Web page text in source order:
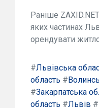
Раніше
яких частинах
орендувати
#Львівська
область #
#Закарпатська
область #Львів #